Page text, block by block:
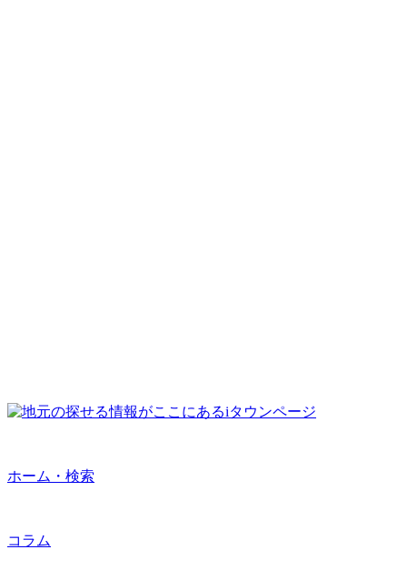
ホーム・検索
コラム